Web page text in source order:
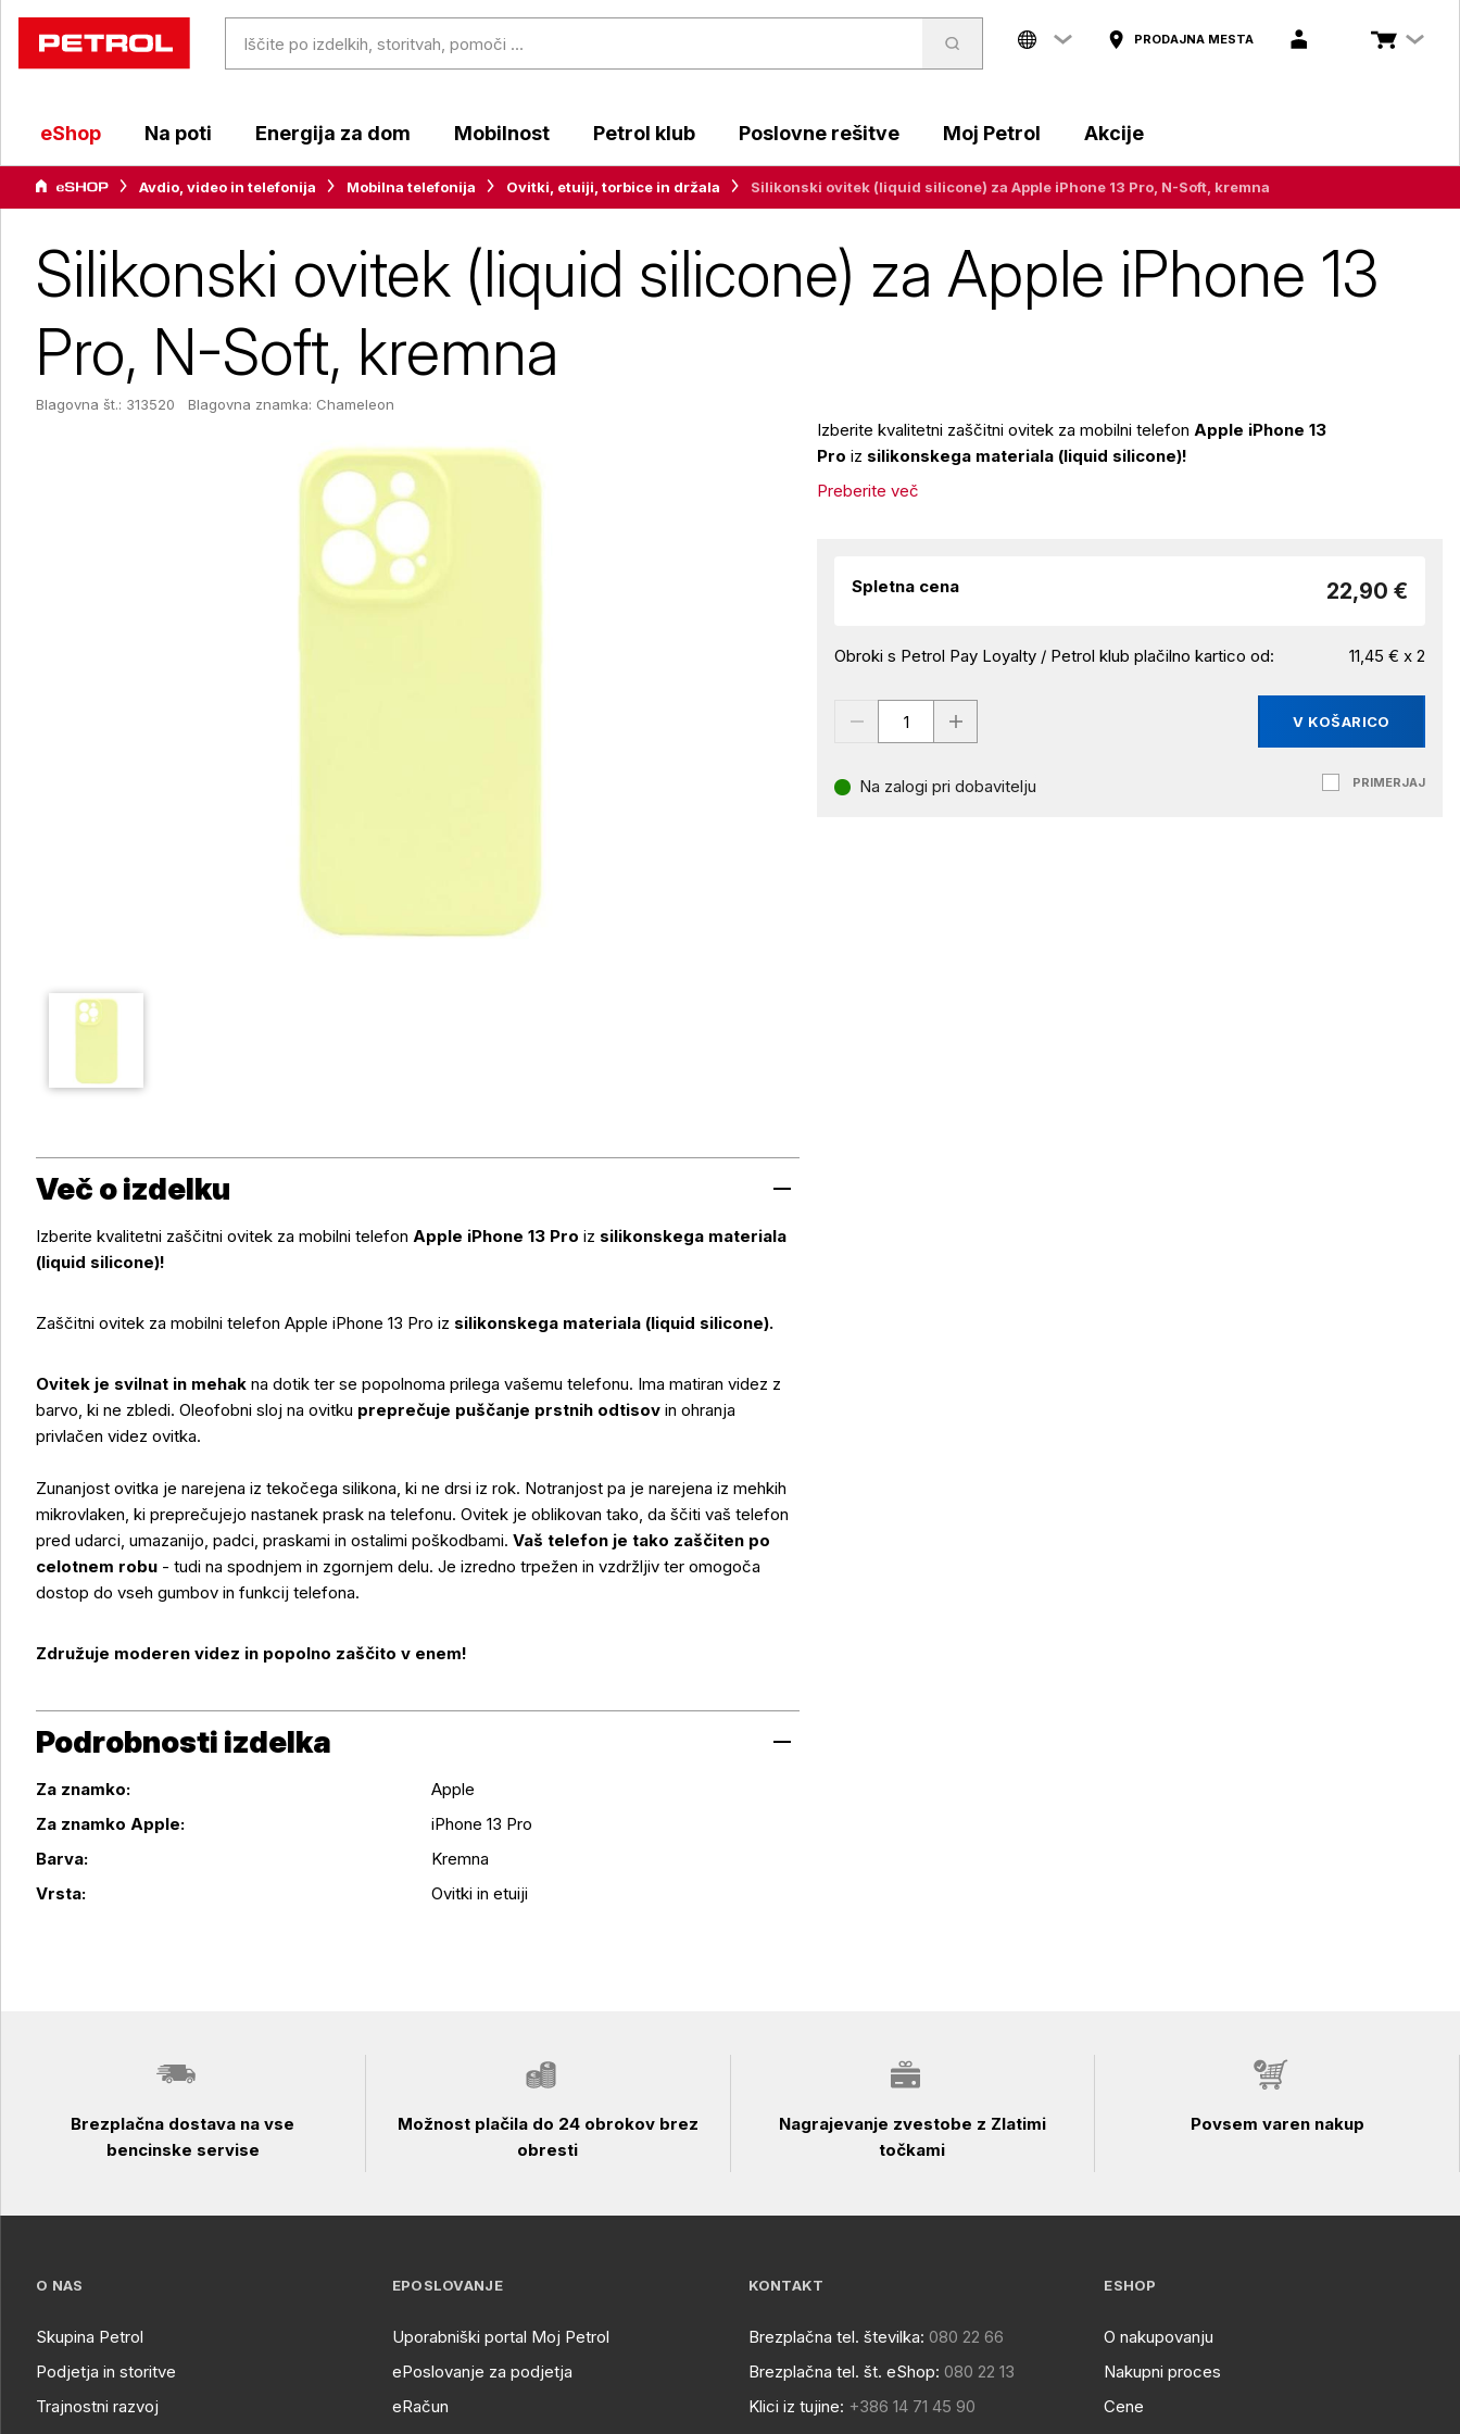
PRODAJNA MESTA
eShop Na poti Energija za dom Mobilnost Petrol klub Poslovne rešitve Moj Petrol Akcije
Avdio, video in telefonija Mobilna telefonija Ovitki, etuiji, torbice in držala Silikonski ovitek (liquid silicone) za Apple iPhone 13 Pro, N-Soft, kremna
Silikonski ovitek (liquid silicone) za Apple iPhone 13
Pro, N-Soft, kremna
Blagovna št.: 313520 Blagovna znamka: Chameleon
Izberite kvalitetni zaščitni ovitek za mobilni telefonApple iPhone 13
Pro iz silikonskega materiala (liquid silicone)!
Preberite več
Spletna cena 22,90 €
Obroki s Petrol Pay Loyalty / Petrol klub plačilno kartico od: 11,45 € x 2
V KOŠARICO
Na zalogi pri dobavitelju PRIMERJAJ
Več o izdelku
Več o izdelku
Izberite kvalitetni zaščitni ovitek za mobilni telefon Apple iPhone 13 Pro iz silikonskega materiala
(liquid silicone)!
Zaščitni ovitek za mobilni telefon Apple iPhone 13 Pro iz silikonskega materiala (liquid silicone).
Ovitek je svilnat in mehak na dotik ter se popolnoma prilega vašemu telefonu. Ima matiran videz z
barvo, ki ne zbledi. Oleofobni sloj na ovitku preprečuje puščanje prstnih odtisov in ohranja
privlačen videz ovitka.
Zunanjost ovitka je narejena iz tekočega silikona, ki ne drsi iz rok. Notranjost pa je narejena iz mehkih
mikrovlaken, ki preprečujejo nastanek prask na telefonu. Ovitek je oblikovan tako, da ščiti vaš telefon
pred udarci, umazanijo, padci, praskami in ostalimi poškodbami. Vaš telefon je tako zaščiten po
celotnem robu - tudi na spodnjem in zgornjem delu. Je izredno trpežen in vzdržljiv ter omogoča
dostop do vseh gumbov in funkcij telefona.
Združuje moderen videz in popolno zaščito v enem!
Podrobnosti izdelka
Podrobnosti izdelka
Za znamko:
Apple
Za znamko Apple:
iPhone 13 Pro
Barva:
Kremna
Vrsta:
Ovitki in etuiji
Brezplačna dostava na vse
bencinske servise
Možnost plačila do 24 obrokov brez
obresti
Nagrajevanje zvestobe z Zlatimi
točkami
Povsem varen nakup
O NAS
Skupina Petrol
Podjetja in storitve
Trajnostni razvoj
EPOSLOVANJE
Uporabniški portal Moj Petrol
ePoslovanje za podjetja
eRačun
KONTAKT
Brezplačna tel. številka: 080 22 66
Brezplačna tel. št. eShop: 080 22 13
Klici iz tujine: +386 14 71 45 90
ESHOP
O nakupovanju
Nakupni proces
Cene